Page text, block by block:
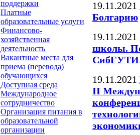
поддержки
Платные
образовательные услуги
Финансово-
хозяйственная
деятельность
Вакантные места для
приема (перевода)
обучающихся
Доступная среда
Международное
сотрудничество
Организация питания в
образовательной
организации
19.11.2021
Болгарию
19.11.2021
школы.
19.11.2021
II